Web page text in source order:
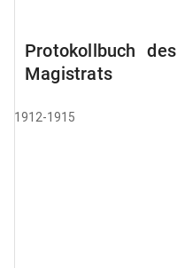
Protokollbuch des
Magistrats
1912-1915